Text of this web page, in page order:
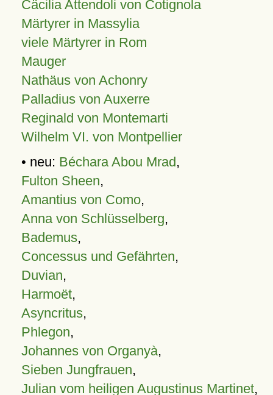
Cäcilia Attendoli von Cotignola
Märtyrer in Massylia
viele Märtyrer in Rom
Mauger
Nathäus von Achonry
Palladius von Auxerre
Reginald von Montemarti
Wilhelm VI. von Montpellier
• neu: Béchara Abou Mrad,
Fulton Sheen,
Amantius von Como,
Anna von Schlüsselberg,
Bademus,
Concessus und Gefährten,
Duvian,
Harmoët,
Asyncritus,
Phlegon,
Johannes von Organyà,
Sieben Jungfrauen,
Julian vom heiligen Augustinus Martinet,